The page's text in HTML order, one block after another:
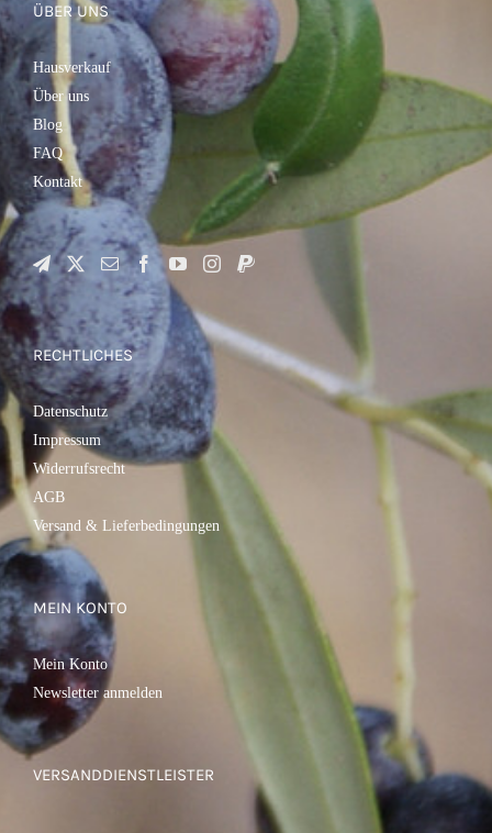
ÜBER UNS
Hausverkauf
Über uns
Blog
FAQ
Kontakt
RECHTLICHES
Datenschutz
Impressum
Widerrufsrecht
AGB
Versand & Lieferbedingungen
MEIN KONTO
Mein Konto
Newsletter anmelden
VERSANDDIENSTLEISTER